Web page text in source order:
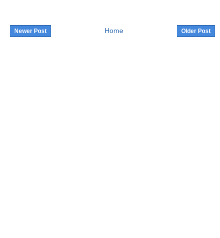
Newer Post Older Post
Home